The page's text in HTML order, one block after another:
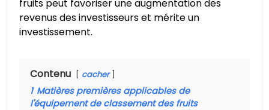
fruits peut favoriser une augmentation des
revenus des investisseurs et mérite un
investissement.
Contenu cacher
1 Matières premières applicables de
l'équipement de classement des fruits